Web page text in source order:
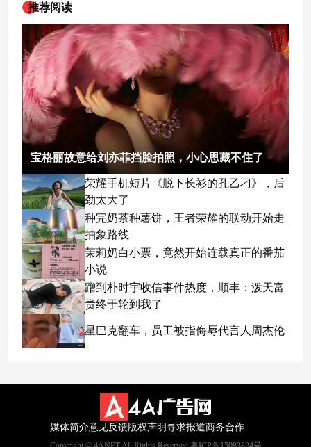
推荐阅读
宝格丽故意给刘亦菲挡脸拍照，小心思藏不住了
荣耀手机短片《脱下长衫的孔乙刁》，后
劲太大了
种完奶茶种薯饼，王者荣耀的联动开始走
抽象路线
茉莉奶白小票，竟然开始连载真正的番茄
小说
蹭到朴时宇收信事件热度，顺丰：泼天富
贵终于轮到我了
星巴克翻车，员工被指侮辱代言人周杰伦
媒体简介意见反馈版权声明寻求报道商务合作